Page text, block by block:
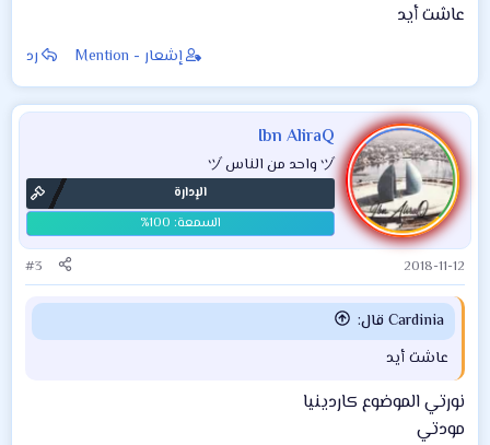
عاشت أيد
إشعار - Mention رد
Ibn AliraQ
ヅ واحد من الناس ヅ
الإدارة
2018-11-12
#3
Cardinia قال:
عاشت أيد
نورتي الموضوع كاردينيا
مودتي